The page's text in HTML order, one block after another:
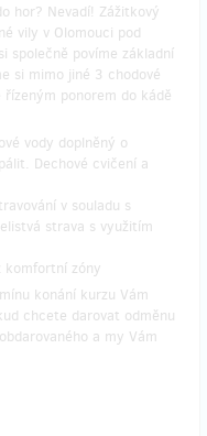
hor? Nevadí! Zážitkový
vily v Olomouci pod
společně povíme základní
si mimo jiné 3 chodové
ponorem do kádě
vody doplněný o
Dechové cvičení a
v souladu s
strava s využitím
komfortní zóny
konání kurzu Vám
chcete darovat odměnu
a my Vám